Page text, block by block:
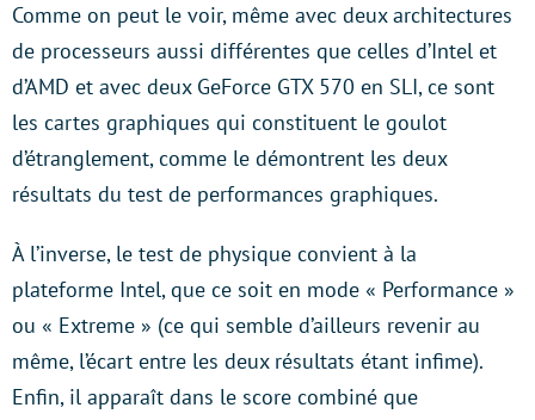
Comme on peut le voir, même avec deux architectures
de processeurs aussi différentes que celles d’Intel et
d’AMD et avec deux GeForce GTX 570 en SLI, ce sont
les cartes graphiques qui constituent le goulot
d’étranglement, comme le démontrent les deux
résultats du test de performances graphiques.
À l’inverse, le test de physique convient à la
plateforme Intel, que ce soit en mode « Performance »
ou « Extreme » (ce qui semble d’ailleurs revenir au
même, l’écart entre les deux résultats étant infime).
Enfin, il apparaît dans le score combiné que